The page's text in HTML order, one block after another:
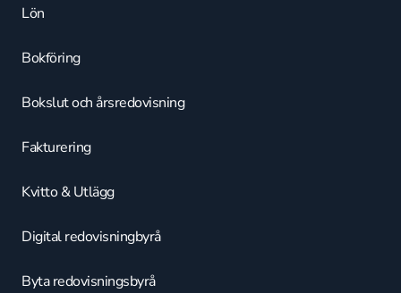
Lön
Bokföring
Bokslut och årsredovisning
Fakturering
Kvitto & Utlägg
Digital redovisningbyrå
Byta redovisningsbyrå